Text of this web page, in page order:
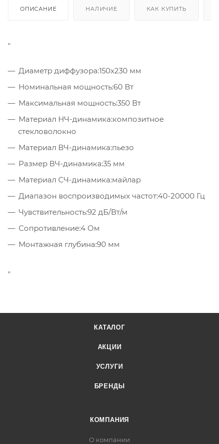
ОПИСАНИЕ НАЛИЧИЕ КАК КУПИТЬ
"
Диаметр диффузора:150x230 мм
Номинальная мощность:60 Вт
Максимальная мощность:350 Вт
Материал НЧ-динамика:композитное
стекловолокно
Материал ВЧ-динамика:пьезо
Размер ВЧ-динамика:35 мм
Материал СЧ-динамика:майлар
Диапазон воспроизводимых частот:40-20000 Гц
Чувствительность:92 дБ/Вт/м
Сопротивление:4 Ом
Монтажная глубина:90 мм
"
КАТАЛОГ
АКЦИИ
УСЛУГИ
БРЕНДЫ
КОМПАНИЯ
О компании